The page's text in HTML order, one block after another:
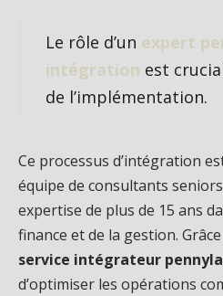
Le rôle d’un expert
intégration est
de l’implémentation.
Ce processus d’intégration
équipe de consultants
expertise de plus de 15 ans
finance et de la gestion.
service intégrateur
d’optimiser les opérations